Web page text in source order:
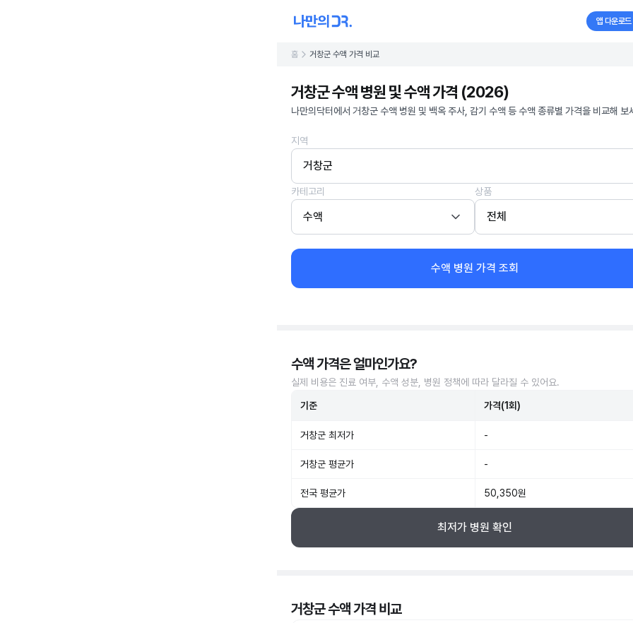
앱 다운로드
홈 거창군 수액 가격 비교
거창군 수액 병원 및 수액 가격 (2026)
나만의닥터에서 거창군 수액 병원 및 백옥 주사, 감기 수액 등 수액 종류별 가격을 비교해 보
지역
거창군
카테고리
수액
상품
전체
수액 병원 가격 조회
수액 가격은 얼마인가요?
실제 비용은 진료 여부, 수액 성분, 병원 정책에 따라 달라질 수 있어요.
기준 가격(1회)
거창군 최저가 -
거창군 평균가 -
전국 평균가 50,350원
최저가 병원 확인
거창군 수액 가격 비교